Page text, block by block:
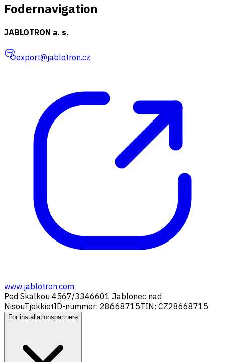
Fodernavigation
JABLOTRON a. s.
export@jablotron.cz
www.jablotron.com
Pod Skalkou 4567/3346601 Jablonec nad
NisouTjekkietID-nummer: 28668715TIN: CZ28668715
For installationspartnere